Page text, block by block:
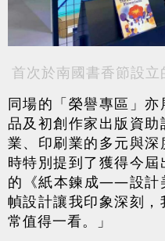
首次於南國書香節設立
同場的「榮譽專區」
品及初創作家出版資
業、印刷業的多元與
時特別提到了獲得今屆
的《紙本鍊成——設計
幀設計讓我印象深刻
常值得一看。」